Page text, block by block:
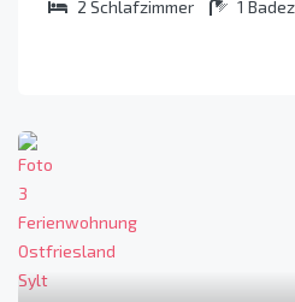
2 Schlafzimmer 1